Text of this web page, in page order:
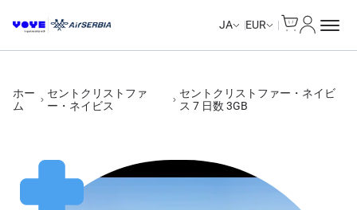
JA EUR
ホー
ム
セントクリストファ
ー・ネイビス
セントクリストファー・ネイビ
ス 7 日数 3GB